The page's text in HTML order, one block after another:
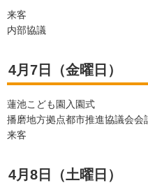
来客
内部協議
4月7日（金曜日）
蓮池こども園入園式
播磨地方拠点都市推進協議会会
来客
4月8日（土曜日）